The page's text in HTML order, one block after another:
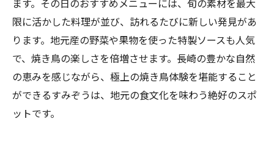
限に活かした料理が並び、訪れるたびに新しい発見があ
ります。地元産の野菜や果物を使った特製ソースも人気
で、焼き鳥の楽しさを倍増させます。長崎の豊かな自然
の恵みを感じながら、極上の焼き鳥体験を堪能すること
ができるすみぞうは、地元の食文化を味わう絶好のスポ
ットです。